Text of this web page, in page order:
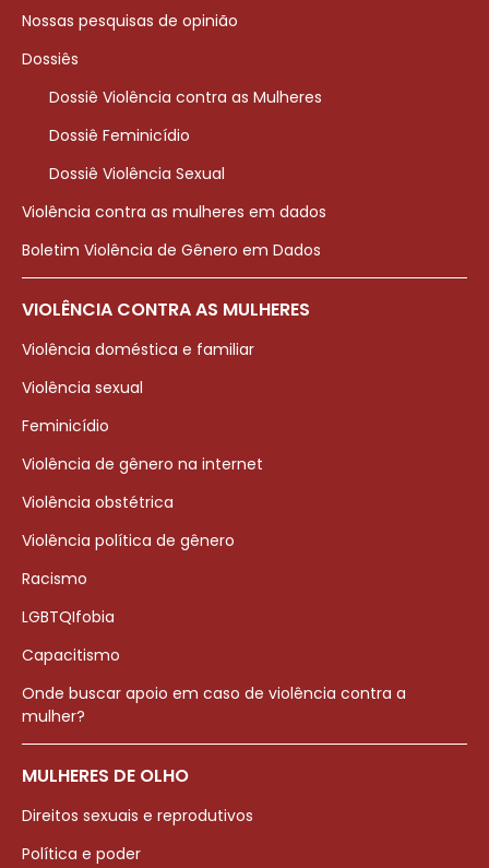
Nossas pesquisas de opinião
Dossiês
Dossiê Violência contra as Mulheres
Dossiê Feminicídio
Dossiê Violência Sexual
Violência contra as mulheres em dados
Boletim Violência de Gênero em Dados
VIOLÊNCIA CONTRA AS MULHERES
Violência doméstica e familiar
Violência sexual
Feminicídio
Violência de gênero na internet
Violência obstétrica
Violência política de gênero
Racismo
LGBTQIfobia
Capacitismo
Onde buscar apoio em caso de violência contra a
mulher?
MULHERES DE OLHO
Direitos sexuais e reprodutivos
Política e poder